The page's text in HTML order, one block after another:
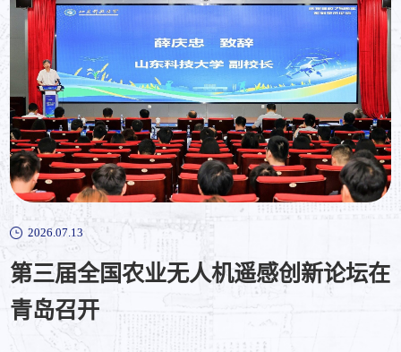
2026.07.15
校党委常委、副校长阳凡林讲授树立和
践行正确政绩观学习教育专题党课
2026.07.13
第三届全国农业无人机遥感创新论坛在
青岛召开
2026.07.13
测绘学院举办测绘遥感学科圆桌交流会
7月11日下午，我院举办测绘遥感学科圆桌交流会。中国农